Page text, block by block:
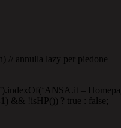
// annulla lazy per piedone
–
&& !isHP()) ? true : false;